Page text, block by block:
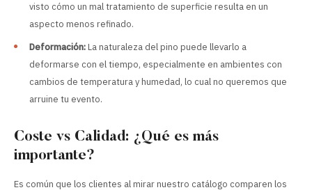
visto cómo un mal tratamiento de superficie resulta en un
aspecto menos refinado.
Deformación:La naturaleza del pino puede llevarlo a
deformarse con el tiempo, especialmente en ambientes con
cambios de temperatura y humedad, lo cual no queremos que
arruine tu evento.
Coste vs Calidad: ¿Qué es más
importante?
Es común que los clientes al mirar nuestro catálogo comparen los